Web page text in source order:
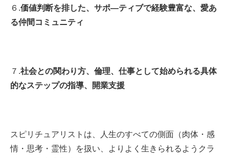
６.価値判断を排した、サポ―ティブで経験豊富な、愛あ
る仲間コミュニティ
７.社会との関わり方、倫理、仕事として始められる具体
的なステップの指導、開業支援
スピリチュアリストは、人生のすべての側面（肉体・感
情・思考・霊性）を扱い、よりよく生きられるようクラ